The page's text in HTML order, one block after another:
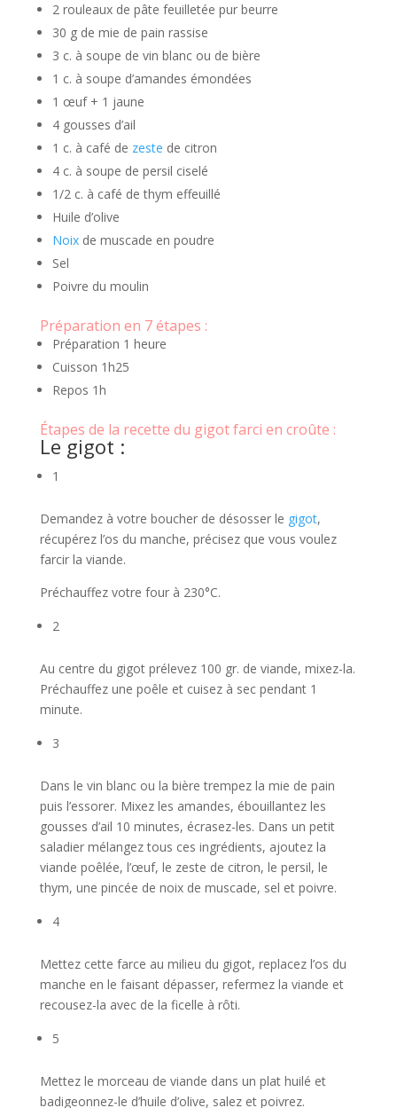
2 rouleaux de pâte feuilletée pur beurre
30 g de mie de pain rassise
3 c. à soupe de vin blanc ou de bière
1 c. à soupe d’amandes émondées
1 œuf + 1 jaune
4 gousses d’ail
1 c. à café de zeste de citron
4 c. à soupe de persil ciselé
1/2 c. à café de thym effeuillé
Huile d’olive
Noixde muscade en poudre
Sel
Poivre du moulin
Préparation en 7 étapes :
Préparation 1 heure
Cuisson 1h25
Repos 1h
Étapes de la recette du gigot farci en croûte :
Le gigot :
1
Demandez à votre boucher de désosser le gigot,
récupérez l’os du manche, précisez que vous voulez
farcir la viande.
Préchauffez votre four à 230°C.
2
Au centre du gigot prélevez 100 gr. de viande, mixez-la.
Préchauffez une poêle et cuisez à sec pendant 1
minute.
3
Dans le vin blanc ou la bière trempez la mie de pain
puis l’essorer. Mixez les amandes, ébouillantez les
gousses d’ail 10 minutes, écrasez-les. Dans un petit
saladier mélangez tous ces ingrédients, ajoutez la
viande poêlée, l’œuf, le zeste de citron, le persil, le
thym, une pincée de noix de muscade, sel et poivre.
4
Mettez cette farce au milieu du gigot, replacez l’os du
manche en le faisant dépasser, refermez la viande et
recousez-la avec de la ficelle à rôti.
5
Mettez le morceau de viande dans un plat huilé et
badigeonnez-le d’huile d’olive, salez et poivrez.